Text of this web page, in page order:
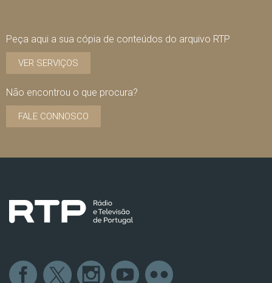
Peça aqui a sua cópia de conteúdos do arquivo RTP
VER SERVIÇOS
Não encontrou o que procura?
FALE CONNOSCO